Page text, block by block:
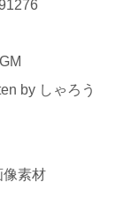
by しゃろう
素材